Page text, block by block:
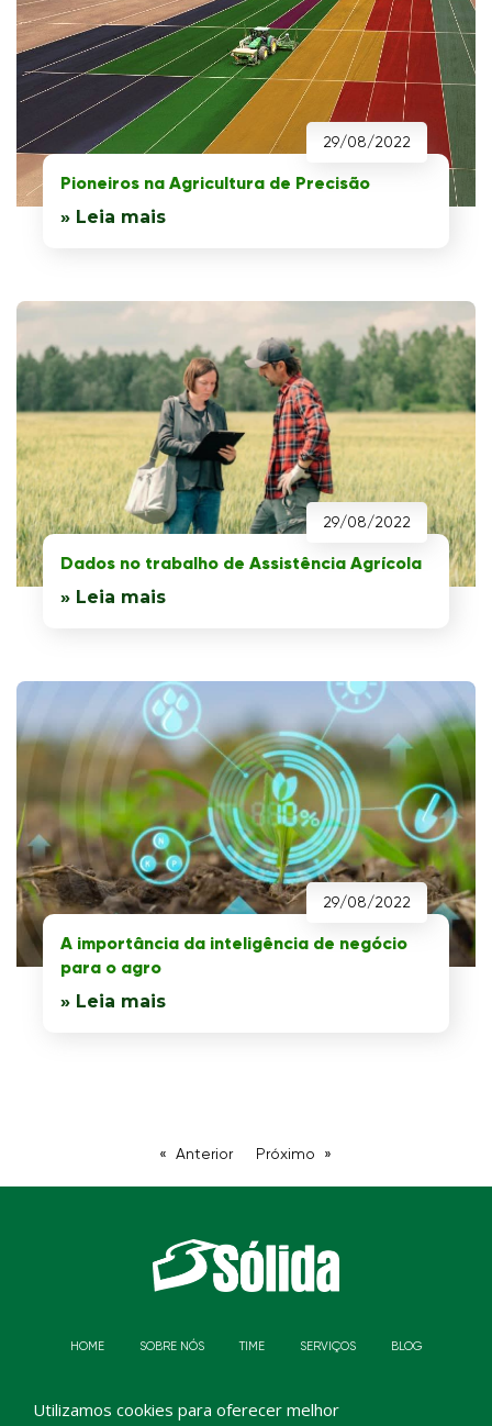
Utilizamos cookies para oferecer melhor
29/08/2022
Pioneiros na Agricultura de Precisão
» Leia mais
29/08/2022
Dados no trabalho de Assistência Agrícola
» Leia mais
29/08/2022
A importância da inteligência de negócio
para o agro
» Leia mais
Anterior Próximo
HOME SOBRE NÓS TIME SERVIÇOS BLOG